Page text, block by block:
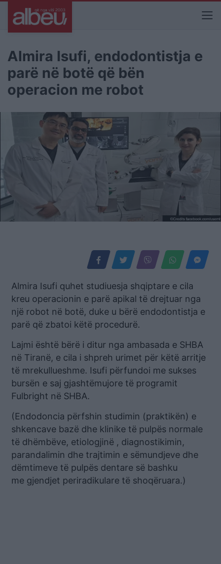
Almira Isufi, endodontistja e
parë në botë që bën
operacion me robot
Almira Isufi quhet studiuesja shqiptare e cila
kreu operacionin e parë apikal të drejtuar nga
një robot në botë, duke u bërë endodontistja e
parë që zbatoi këtë procedurë.
Lajmi është bërë i ditur nga ambasada e SHBA
në Tiranë, e cila i shpreh urimet për këtë arritje
të mrekullueshme. Isufi përfundoi me sukses
bursën e saj gjashtëmujore të programit
Fulbright në SHBA.
(Endodoncia përfshin studimin (praktikën) e
shkencave bazë dhe klinike të pulpës normale
të dhëmbëve, etiologjinë , diagnostikimin,
parandalimin dhe trajtimin e sëmundjeve dhe
dëmtimeve të pulpës dentare së bashku
me gjendjet periradikulare të shoqëruara.)